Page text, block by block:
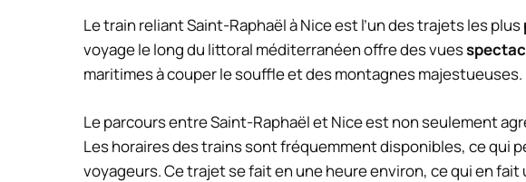
Le train reliant Saint-Raphaël à Nice est l’un des trajets les plus
voyage le long du littoral méditerranéen offre des vues
maritimes à couper le souffle et des montagnes majestueuses.
Le parcours entre Saint-Raphaël et Nice est non seulement
Les horaires des trains sont fréquemment disponibles, ce qui
voyageurs. Ce trajet se fait en une heure environ, ce qui en